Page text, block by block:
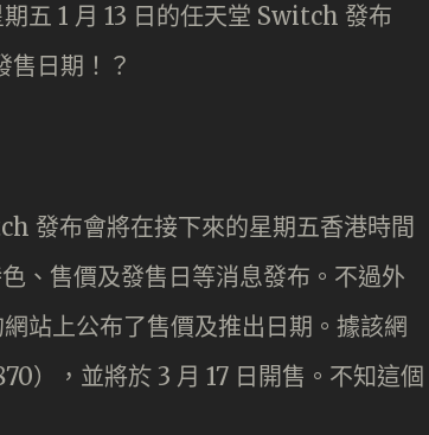
五 1 月 13 日的任天堂 Switch 發布
售日期！？
發布會將在接下來的星期五香港時間
、售價及發售日等消息發布。不過外
站上公布了售價及推出日期。據該網
），並將於 3 月 17 日開售。不知這個